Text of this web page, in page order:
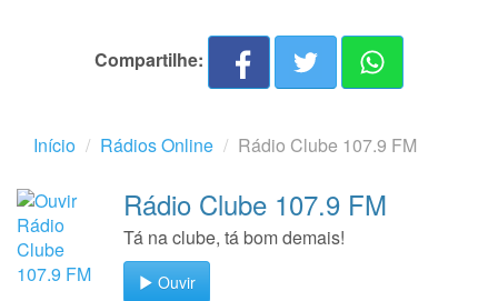
Compartilhe:
Início Rádios Online Rádio Clube 107.9 FM
Rádio Clube 107.9 FM
Tá na clube, tá bom demais!
Ouvir